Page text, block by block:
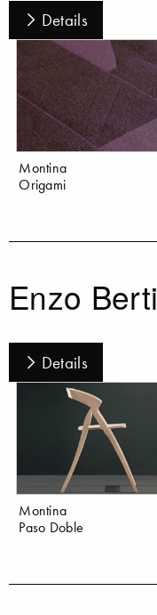
Details
Montina
Origami
Enzo Berti
Details
Montina
Paso Doble